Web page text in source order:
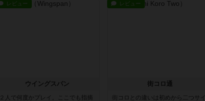
レビュー
ウイングスパン
２人で何度かプレイ。ここでも指摘
レビュー
街コロ通
街コロとの違いは初めから二つサイ